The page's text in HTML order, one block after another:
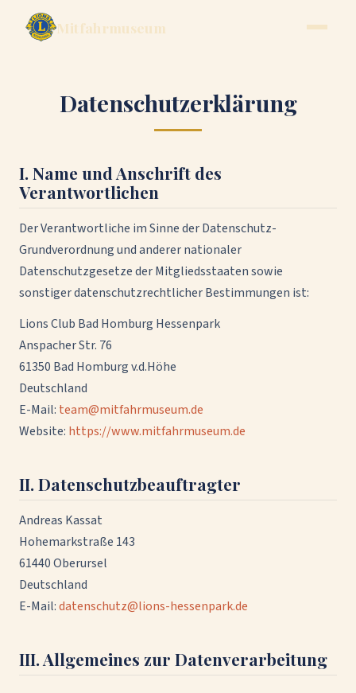
Mitfahrmuseum
Datenschutzerklärung
I. Name und Anschrift des
Verantwortlichen
Der Verantwortliche im Sinne der Datenschutz-
Grundverordnung und anderer nationaler
Datenschutzgesetze der Mitgliedsstaaten sowie
sonstiger datenschutzrechtlicher Bestimmungen ist:
Lions Club Bad Homburg Hessenpark
Anspacher Str. 76
61350 Bad Homburg v.d.Höhe
Deutschland
E-Mail: team@mitfahrmuseum.de
Website: https://www.mitfahrmuseum.de
II. Datenschutzbeauftragter
Andreas Kassat
Hohemarkstraße 143
61440 Oberursel
Deutschland
E-Mail:datenschutz@lions-hessenpark.de
III. Allgemeines zur Datenverarbeitung